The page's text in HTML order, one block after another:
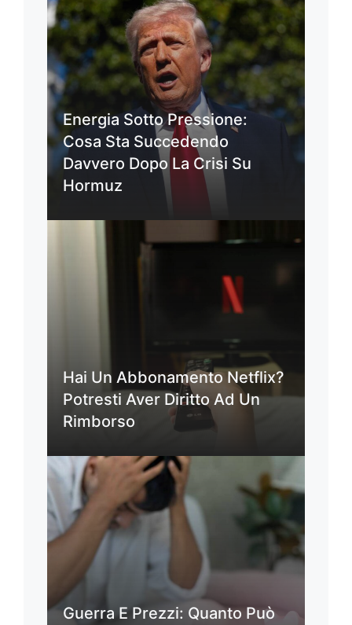
Energia Sotto Pressione:
Cosa Sta Succedendo
Davvero Dopo La Crisi Su
Hormuz
Hai Un Abbonamento Netflix?
Potresti Aver Diritto Ad Un
Rimborso
Guerra E Prezzi: Quanto Può